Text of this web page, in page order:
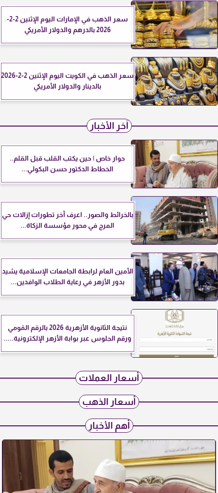
سعر الذهب في الإمارات اليوم الإثنين 2-2-
2026 بالدرهم والدولار الأمريكي
سعر الذهب في الكويت اليوم الإثنين 2-2-2026
بالدينار والدولار الأمريكي
آخر الأخبار
حوار خاص | حين يكتب القلب قبل القلم..
الخطاط الدكتور حسن البكولي...
بالخرائط والصور.. اعرف آخر تطورات إزالات حي
المرج في محور مؤسسة الزكاة...
الأمين العام لرابطة الجامعات الإسلامية يشيد
بدور الأزهر في رعاية الطلاب الوافدين...
نتيجة الثانوية الأزهرية 2026 بالرقم القومي
ورقم الجلوس عبر بوابة الأزهر الإلكترونية.....
أسعار العملات
أسعار الذهب
أهم الأخبار